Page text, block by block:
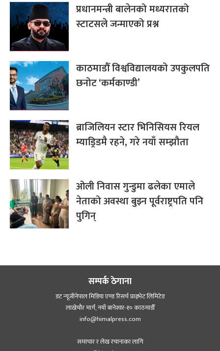
प्रधानमन्त्री बालेनको मध्यरातको
स्टाटसले जन्माएको प्रश्न
काठमाडौँ विश्वविद्यालयको उपकुलपति
छनोट ‘कर्मकाण्डी’
ब्राजिलियन स्टार भिनिसियस रियल
म्याड्रिडमै रहने, गरे नयाँ सम्झौता
ओली निवास गुन्डुमा ढलेका एमाले
नेताको अवस्था बुझ्न पूर्वराष्ट्रपति पनि
पुगिन्
सम्पर्क ठेगाना
डट न्यूजीनेपाल मिडिया एण्ड रिसर्च प्राइभेट लिमिटेड
लाखेचौर मार्ग, नयाँ बानेश्‍वर-१० काठमाडौँ
info@himalpress.com
समाचार र लेख रचानाका लागि